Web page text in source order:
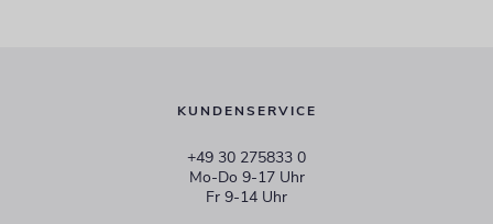
KUNDENSERVICE
+49 30 275833 0
Mo-Do 9-17 Uhr
Fr 9-14 Uhr